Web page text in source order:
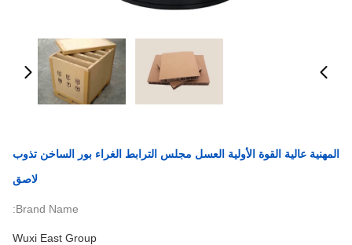
المهنية عالية القوة الأولية العسل مجلس الترابط الغراء بور الساخن تذوب
لاصق
Brand Name:
Wuxi East Group